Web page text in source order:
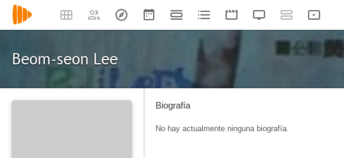
Beom-seon Lee
Biografía
No hay actualmente ninguna biografía.